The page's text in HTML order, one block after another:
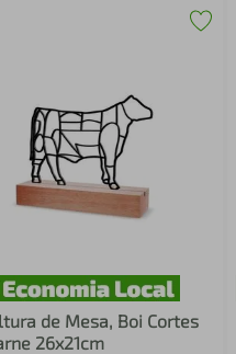
de Mesa, Boi Cortes
26x21cm